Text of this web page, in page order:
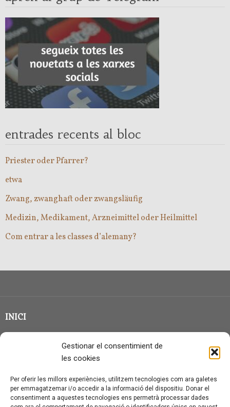
Gestionar el consentimient de
les cookies
Per oferir les millors experiències, utilitzem tecnologies com ara galetes
per emmagatzemar i/o accedir a la informació del dispositiu. Donar el
consentiment a aquestes tecnologies ens permetrà processar dades
entrades recents al bloc
Priester oder Pfarrer?
etwa
Zwang, zwanghaft oder zwangsläufig
Medizin, Medikament, Arzneimittel oder Heilmittel
Com entrar a les classes d’alemany?
INICI
CLASSE EN GRUP
QUI SOC?
CONTACTE